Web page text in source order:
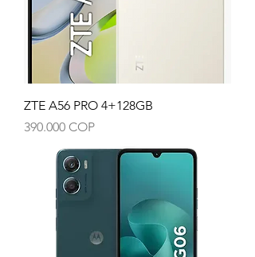
ZTE A56 PRO 4+128GB
Precio
390.000 COP